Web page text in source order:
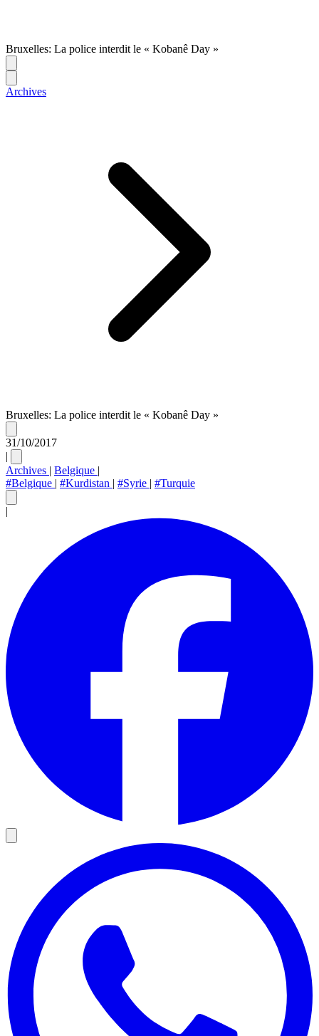
Bruxelles: La police interdit le « Kobanê Day »
Archives
Bruxelles: La police interdit le « Kobanê Day »
31/10/2017
|
Archives | Belgique |
#Belgique | #Kurdistan | #Syrie | #Turquie
|